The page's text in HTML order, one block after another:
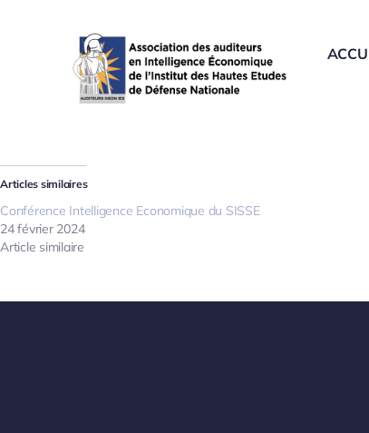
Articles similaires
Conférence Intelligence Economique du SISSE
24 février 2024
Article similaire